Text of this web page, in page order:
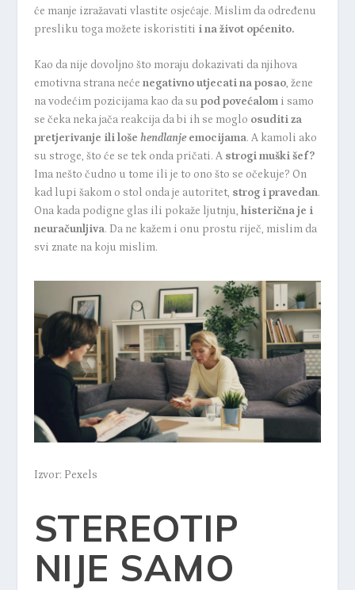
će manje izražavati vlastite osjećaje. Mislim da određenu
presliku toga možete iskoristiti i na život općenito.
Kao da nije dovoljno što moraju dokazivati da njihova
emotivna strana neće negativno utjecati na posao, žene
na vodećim pozicijama kao da su pod povećalomi samo
se čeka neka jača reakcija da bi ih se moglo osuditi za
pretjerivanje ili loše hendlanjeemocijama. A kamoli ako
su stroge, što će se tek onda pričati. A strogi muški šef?
Ima nešto čudno u tome ili je to ono što se očekuje? On
kad lupi šakom o stol onda je autoritet, strog i pravedan.
Ona kada podigne glas ili pokaže ljutnju, histerična je i
neuračunljiva. Da ne kažem i onu prostu riječ, mislim da
svi znate na koju mislim.
Izvor: Pexels
STEREOTIP
NIJE SAMO